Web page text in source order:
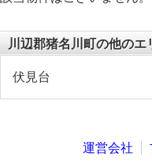
川辺郡猪名川町の他のエ
伏見台
運営会社